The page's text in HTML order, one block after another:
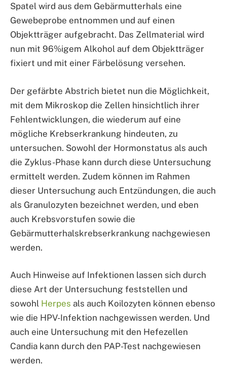
Spatel wird aus dem Gebärmutterhals eine
Gewebeprobe entnommen und auf einen
Objektträger aufgebracht. Das Zellmaterial wird
nun mit 96%igem Alkohol auf dem Objektträger
fixiert und mit einer Färbelösung versehen.
Der gefärbte Abstrich bietet nun die Möglichkeit,
mit dem Mikroskop die Zellen hinsichtlich ihrer
Fehlentwicklungen, die wiederum auf eine
mögliche Krebserkrankung hindeuten, zu
untersuchen. Sowohl der Hormonstatus als auch
die Zyklus-Phase kann durch diese Untersuchung
ermittelt werden. Zudem können im Rahmen
dieser Untersuchung auch Entzündungen, die auch
als Granulozyten bezeichnet werden, und eben
auch Krebsvorstufen sowie die
Gebärmutterhalskrebserkrankung nachgewiesen
werden.
Auch Hinweise auf Infektionen lassen sich durch
diese Art der Untersuchung feststellen und
sowohl Herpes als auch Koilozyten können ebenso
wie die HPV-Infektion nachgewissen werden. Und
auch eine Untersuchung mit den Hefezellen
Candia kann durch den PAP-Test nachgewiesen
werden.